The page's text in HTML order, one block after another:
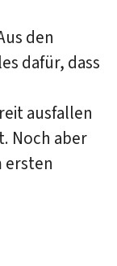
den
dafür, dass
ausfallen
Noch aber
ersten